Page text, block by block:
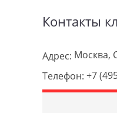
Контакты
Адрес: Москва,
Телефон: +7